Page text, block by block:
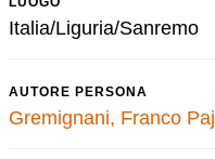
Italia/Liguria/Sanremo
AUTORE PERSONA
Gremignani, Franco